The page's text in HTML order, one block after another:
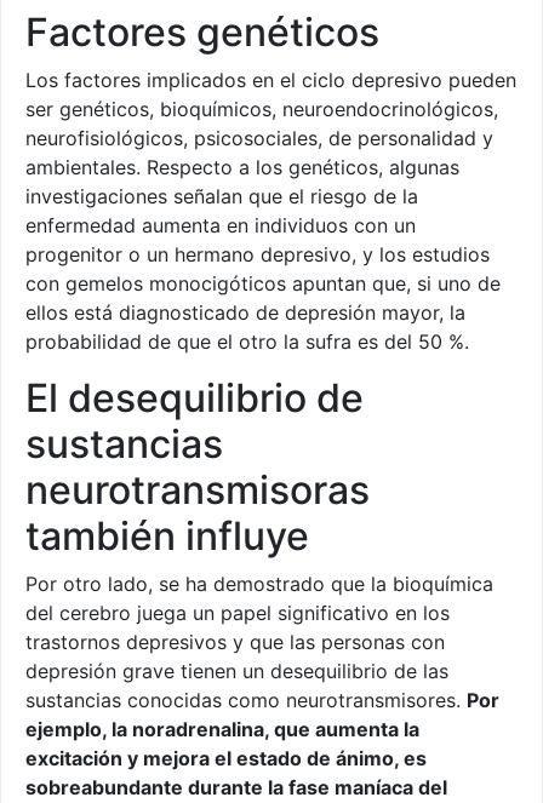
Factores genéticos
Los factores implicados en el ciclo depresivo pueden
ser genéticos, bioquímicos, neuroendocrinológicos,
neurofisiológicos, psicosociales, de personalidad y
ambientales. Respecto a los genéticos, algunas
investigaciones señalan que el riesgo de la
enfermedad aumenta en individuos con un
progenitor o un hermano depresivo, y los estudios
con gemelos monocigóticos apuntan que, si uno de
ellos está diagnosticado de depresión mayor, la
probabilidad de que el otro la sufra es del 50 %.
El desequilibrio de
sustancias
neurotransmisoras
también influye
Por otro lado, se ha demostrado que la bioquímica
del cerebro juega un papel significativo en los
trastornos depresivos y que las personas con
depresión grave tienen un desequilibrio de las
sustancias conocidas como neurotransmisores. Por
ejemplo, la noradrenalina, que aumenta la
excitación y mejora el estado de ánimo, es
sobreabundante durante la fase maníaca del